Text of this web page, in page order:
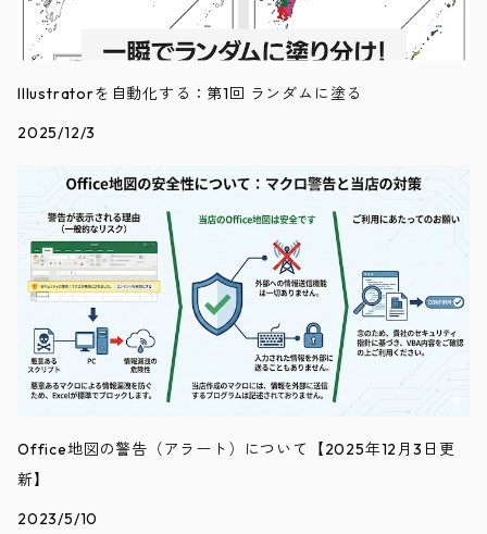
Illustratorを自動化する：第1回 ランダムに塗る
2025/12/3
Office地図の警告（アラート）について【2025年12月3日更
新】
2023/5/10